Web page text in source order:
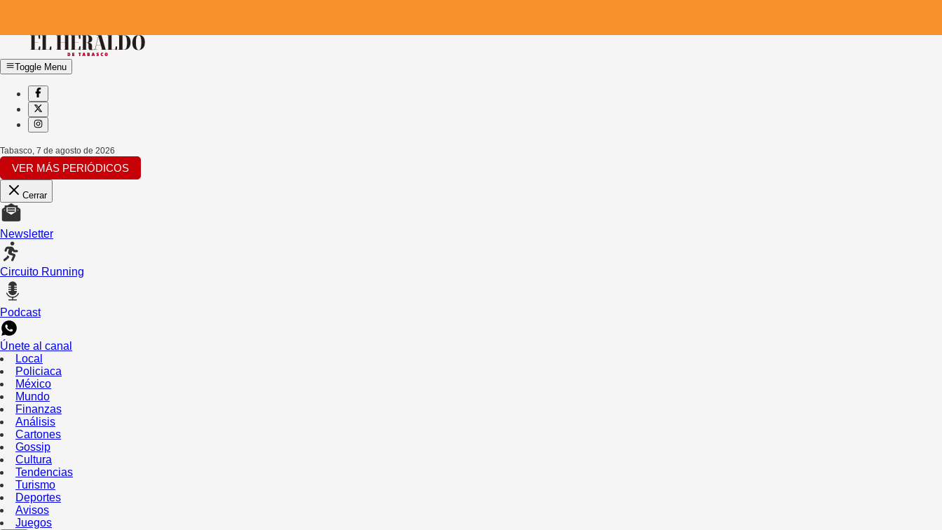
Toggle Menu
Tabasco, 7 de agosto de 2026
VER MÁS PERIÓDICOS
Cerrar
Newsletter
Circuito Running
Podcast
Únete al canal
Local
Policiaca
México
Mundo
Finanzas
Análisis
Cartones
Gossip
Cultura
Tendencias
Turismo
Deportes
Avisos
Juegos